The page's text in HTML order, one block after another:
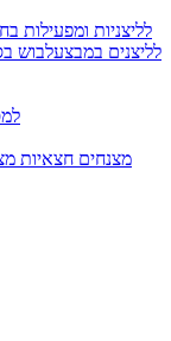
לליצניות ומפעילות
לליצנים במבצעלבוש
מצנחים חצאיות